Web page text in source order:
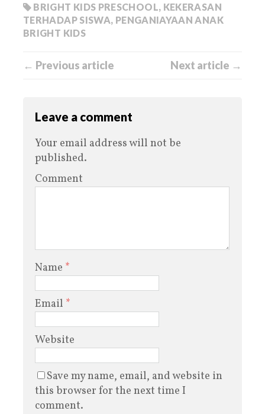
BRIGHT KIDS PRESCHOOL, KEKERASAN
TERHADAP SISWA, PENGANIAYAAN ANAK
BRIGHT KIDS
← Previous article Next article →
Leave a comment
Your email address will not be
published.
Comment
Name *
Email *
Website
Save my name, email, and website in
this browser for the next time I
comment.